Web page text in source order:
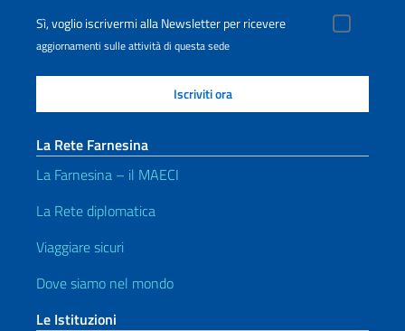
Sì, voglio iscrivermi alla Newsletter per ricevere
aggiornamenti sulle attività di questa sede
La Rete Farnesina
La Farnesina – il MAECI
La Rete diplomatica
Viaggiare sicuri
Dove siamo nel mondo
Le Istituzioni